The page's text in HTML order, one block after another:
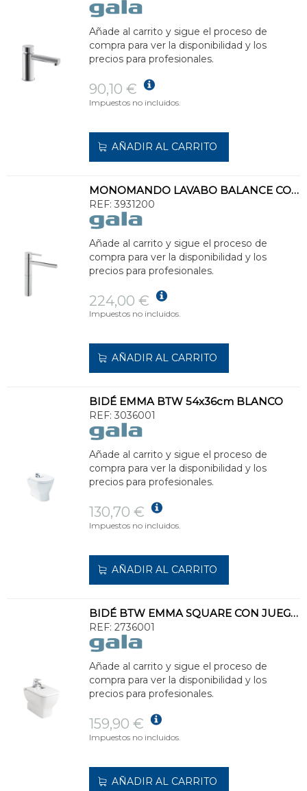
Añade al carrito y sigue el proceso de
compra para ver la disponibilidad y los
precios para profesionales.
90,10 €
Impuestos no incluidos.
AÑADIR AL CARRITO
MONOMANDO LAVABO BALANCE CON CAÑO ALTO/LARGO
REF: 3931200
Añade al carrito y sigue el proceso de
compra para ver la disponibilidad y los
precios para profesionales.
224,00 €
Impuestos no incluidos.
AÑADIR AL CARRITO
BIDÉ EMMA BTW 54x36cm BLANCO
REF: 3036001
Añade al carrito y sigue el proceso de
compra para ver la disponibilidad y los
precios para profesionales.
130,70 €
Impuestos no incluidos.
AÑADIR AL CARRITO
BIDÉ BTW EMMA SQUARE CON JUEGO ANCLAJE
REF: 2736001
Añade al carrito y sigue el proceso de
compra para ver la disponibilidad y los
precios para profesionales.
159,90 €
Impuestos no incluidos.
AÑADIR AL CARRITO